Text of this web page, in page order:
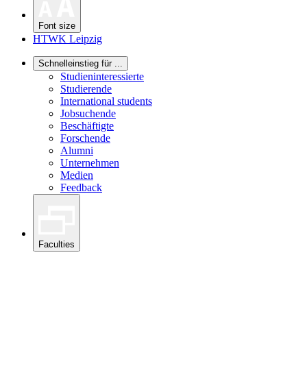
Font size
HTWK Leipzig
Schnelleinstieg für ...
Studieninteressierte
Studierende
International students
Jobsuchende
Beschäftigte
Forschende
Alumni
Unternehmen
Medien
Feedback
Faculties